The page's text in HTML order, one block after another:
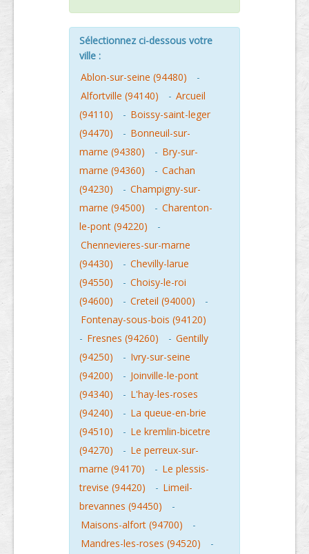
Sélectionnez ci-dessous votre
ville :
Ablon-sur-seine (94480)
-
Alfortville (94140)
- Arcueil
(94110)
- Boissy-saint-leger
(94470)
- Bonneuil-sur-
marne (94380)
- Bry-sur-
marne (94360)
- Cachan
(94230)
- Champigny-sur-
marne (94500)
- Charenton-
le-pont (94220)
-
Chennevieres-sur-marne
(94430)
- Chevilly-larue
(94550)
- Choisy-le-roi
(94600)
- Creteil (94000)
-
Fontenay-sous-bois (94120)
- Fresnes (94260) - Gentilly
(94250)
- Ivry-sur-seine
(94200)
- Joinville-le-pont
(94340)
- L'hay-les-roses
(94240)
- La queue-en-brie
(94510)
- Le kremlin-bicetre
(94270)
- Le perreux-sur-
marne (94170)
- Le plessis-
trevise (94420)
- Limeil-
brevannes (94450)
-
Maisons-alfort (94700)
-
Mandres-les-roses (94520)
-